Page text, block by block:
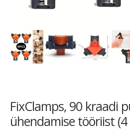
FixClamps, 90 kraadi
ühendamise tööriist